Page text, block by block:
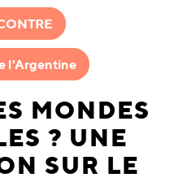
l'Argentine
MONDES
? UNE
SUR LE